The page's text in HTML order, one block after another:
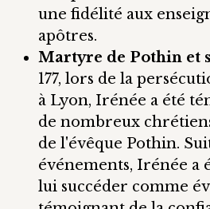
une fidélité aux
apôtres.
Martyre de Pothin et
177, lors de la
à Lyon, Irénée a été
de nombreux
de l'évêque Pothin.
événements, Irénée a
lui succéder comme